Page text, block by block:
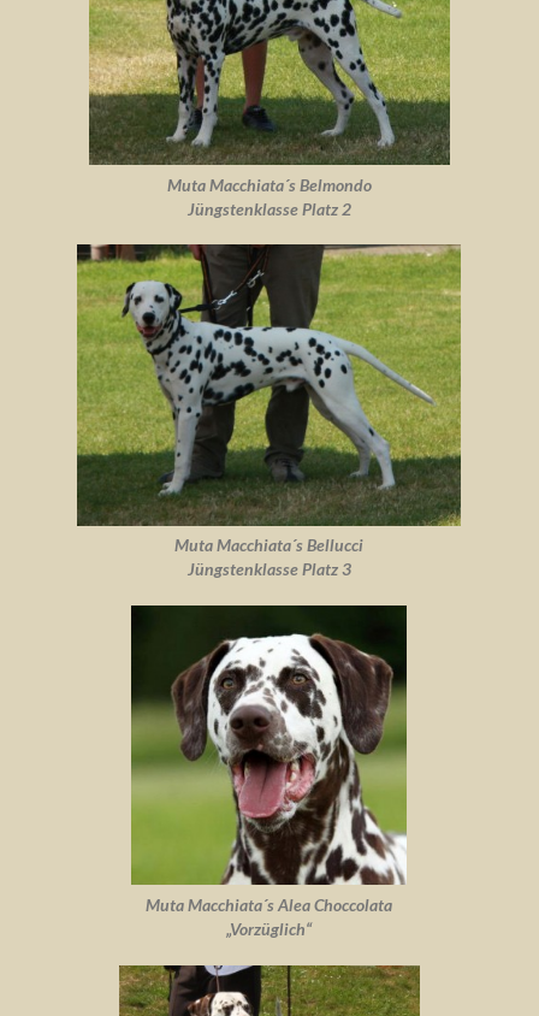
Muta Macchiata´s Belmondo
Jüngstenklasse Platz 2
Muta Macchiata´s Bellucci
Jüngstenklasse Platz 3
Muta Macchiata´s Alea Choccolata
„Vorzüglich“